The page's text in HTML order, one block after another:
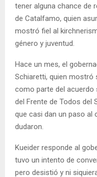
tener alguna chance de
de Catalfamo, quien
mostró fiel al
género y juventud.
Hace un mes, el
Schiaretti, quien mostró
como parte del acuerdo
del Frente de Todos del
que casi dan un paso al
dudaron.
Kueider responde al
tuvo un intento de
pero desistió y ni